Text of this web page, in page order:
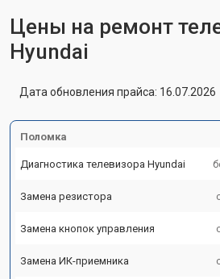
Цены на ремонт
Hyundai
Дата обновления прайса: 16.07.2026
Поломка
Диагностика телевизора Hyundai
Замена резистора
Замена кнопок управления
Замена ИК-приемника